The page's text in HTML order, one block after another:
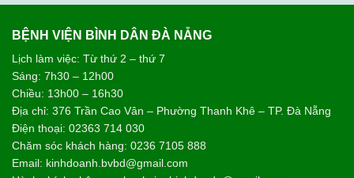
BỆNH VIỆN BÌNH DÂN ĐÀ NẴNG
Lịch làm việc: Từ thứ 2 – thứ 7
Sáng: 7h30 – 12h00
Chiều: 13h00 – 16h30
Địa chỉ: 376 Trần Cao Vân – Phường Thanh Khê – TP. Đà Nẵng
Điện thoại: 02363 714 030
Chăm sóc khách hàng: 0236 7105 888
Email: kinhdoanh.bvbd@gmail.com